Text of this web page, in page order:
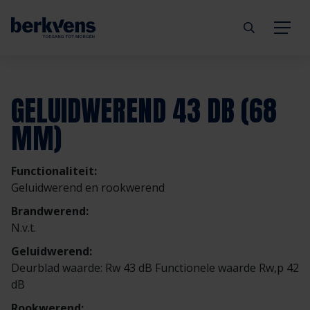
Deuren
Kozijnen
Hang- & sluitwerk
Diensten
Technische documentatie
Eengezinswoning
Meergezinswoning
Utiliteitsgebouw
Prefab woning
Aannemer
Architect
Projectontwikkelaar
Handelspartner
Inbraakwerend
Brandwerend
Geluidwerend
Rookwerend
Duurzaamheid
mijndeur.nl
Webshop
Inspiratie
Verkooppunten
Veelgestelde vragen
Blog
Organisatie
Duurzaamheid
GND Garantiedeuren
Werken bij Berkvens
GELUIDWEREND 43 DB (68
MM)
Functionaliteit:
Geluidwerend en rookwerend
Brandwerend:
N.v.t.
Geluidwerend:
Deurblad waarde: Rw 43 dB Functionele waarde Rw,p 42
dB